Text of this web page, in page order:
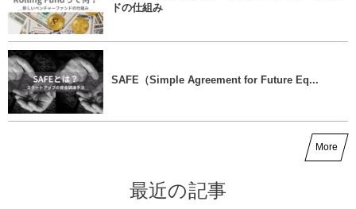
ドの仕組み
SAFE（Simple Agreement for Future Eq...
More
最近の記事